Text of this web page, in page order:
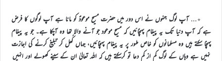
٭…آپ لوگ جنہوں نے اس دور میں حضرت مسیح موعودؑ کو مانا ہے آپ لوگوں کا فرض
ہے کہ آپ دنیا تک یہ پیغام پہنچائیں کہ مسیح موعود جو آنے والا تھا وہ آچکا ہے۔ جو یہ پیغام
پہنچا سکتے ہیں وہ مسلمانوں کو خاص طور پر یہ پیغام پہنچائیں، جہاں کُھل کر تبلیغ کرنے کی اجازت
نہیں ہے وہاں کے لوگ کم از کم دعا تو کرسکتے ہیں کہ اللہ تعالیٰ ان کے سینے کھولے اور انہیں